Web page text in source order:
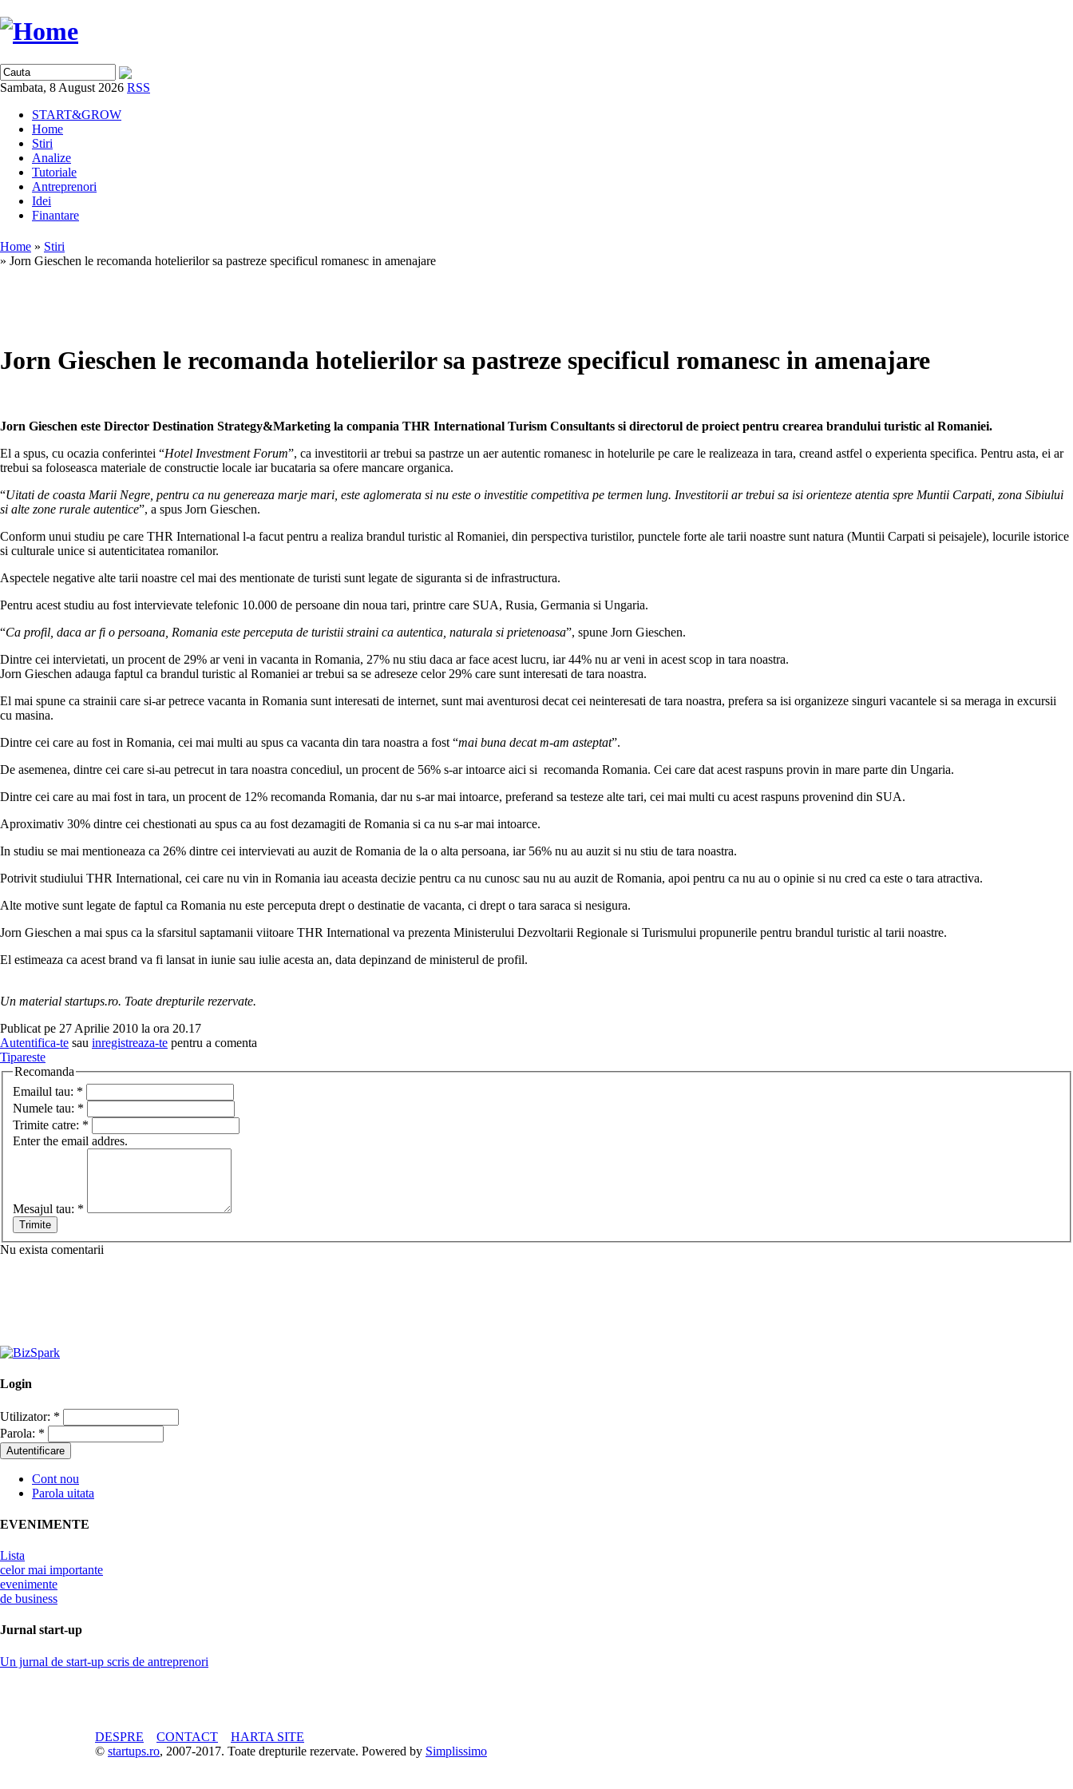
Sambata, 8 August 2026 RSS
START&GROW
Home
Stiri
Analize
Tutoriale
Antreprenori
Idei
Finantare
Home » Stiri
» Jorn Gieschen le recomanda hotelierilor sa pastreze specificul romanesc in amenajare
Jorn Gieschen le recomanda hotelierilor sa pastreze specificul romanesc in amenajare
Jorn Gieschen este Director Destination Strategy&Marketing la compania THR International Turism Consultants si directorul de proiect pentru crearea brandului turistic al Romaniei.
El a spus, cu ocazia conferintei “Hotel Investment Forum”, ca investitorii ar trebui sa pastrze un aer autentic romanesc in hotelurile pe care le realizeaza in tara, creand astfel o experienta specifica. Pentru asta, ei ar
trebui sa foloseasca materiale de constructie locale iar bucataria sa ofere mancare organica.
“Uitati de coasta Marii Negre, pentru ca nu genereaza marje mari, este aglomerata si nu este o investitie competitiva pe termen lung. Investitorii ar trebui sa isi orienteze atentia spre Muntii Carpati, zona Sibiului
si alte zone rurale autentice”, a spus Jorn Gieschen.
Conform unui studiu pe care THR International l-a facut pentru a realiza brandul turistic al Romaniei, din perspectiva turistilor, punctele forte ale tarii noastre sunt natura (Muntii Carpati si peisajele), locurile istorice
si culturale unice si autenticitatea romanilor.
Aspectele negative alte tarii noastre cel mai des mentionate de turisti sunt legate de siguranta si de infrastructura.
Pentru acest studiu au fost intervievate telefonic 10.000 de persoane din noua tari, printre care SUA, Rusia, Germania si Ungaria.
“Ca profil, daca ar fi o persoana, Romania este perceputa de turistii straini ca autentica, naturala si prietenoasa”, spune Jorn Gieschen.
Dintre cei intervietati, un procent de 29% ar veni in vacanta in Romania, 27% nu stiu daca ar face acest lucru, iar 44% nu ar veni in acest scop in tara noastra.
Jorn Gieschen adauga faptul ca brandul turistic al Romaniei ar trebui sa se adreseze celor 29% care sunt interesati de tara noastra.
El mai spune ca strainii care si-ar petrece vacanta in Romania sunt interesati de internet, sunt mai aventurosi decat cei neinteresati de tara noastra, prefera sa isi organizeze singuri vacantele si sa meraga in excursii
cu masina.
Dintre cei care au fost in Romania, cei mai multi au spus ca vacanta din tara noastra a fost “mai buna decat m-am asteptat”.
De asemenea, dintre cei care si-au petrecut in tara noastra concediul, un procent de 56% s-ar intoarce aici si recomanda Romania. Cei care dat acest raspuns provin in mare parte din Ungaria.
Dintre cei care au mai fost in tara, un procent de 12% recomanda Romania, dar nu s-ar mai intoarce, preferand sa testeze alte tari, cei mai multi cu acest raspuns provenind din SUA.
Aproximativ 30% dintre cei chestionati au spus ca au fost dezamagiti de Romania si ca nu s-ar mai intoarce.
In studiu se mai mentioneaza ca 26% dintre cei intervievati au auzit de Romania de la o alta persoana, iar 56% nu au auzit si nu stiu de tara noastra.
Potrivit studiului THR International, cei care nu vin in Romania iau aceasta decizie pentru ca nu cunosc sau nu au auzit de Romania, apoi pentru ca nu au o opinie si nu cred ca este o tara atractiva.
Alte motive sunt legate de faptul ca Romania nu este perceputa drept o destinatie de vacanta, ci drept o tara saraca si nesigura.
Jorn Gieschen a mai spus ca la sfarsitul saptamanii viitoare THR International va prezenta Ministerului Dezvoltarii Regionale si Turismului propunerile pentru brandul turistic al tarii noastre.
El estimeaza ca acest brand va fi lansat in iunie sau iulie acesta an, data depinzand de ministerul de profil.
Un material startups.ro. Toate drepturile rezervate.
Publicat pe 27 Aprilie 2010 la ora 20.17
Autentifica-te sau inregistreaza-te pentru a comenta
Tipareste
Recomanda
Emailul tau: *
Numele tau: *
Trimite catre: *
Enter the email addres.
Mesajul tau: *
Nu exista comentarii
Login
Utilizator: *
Parola: *
Cont nou
Parola uitata
EVENIMENTE
Lista
celor mai importante
evenimente
de business
Jurnal start-up
Un jurnal de start-up scris de antreprenori
DESPRE CONTACT
HARTA SITE
© startups.ro, 2007-2017. Toate drepturile rezervate. Powered by Simplissimo